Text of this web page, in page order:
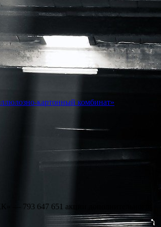
картонный комбинат»
— 793 647 651 акции дополнительного